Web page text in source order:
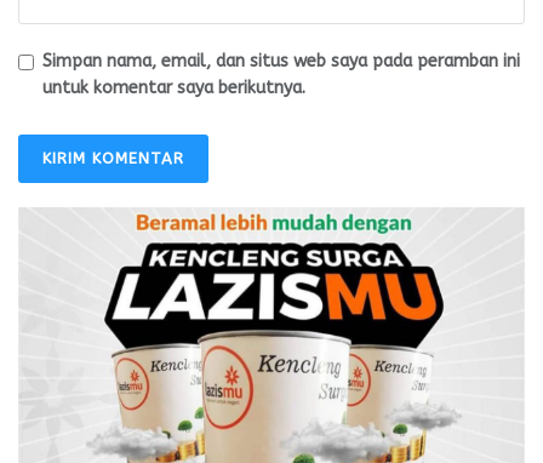
Simpan nama, email, dan situs web saya pada peramban ini
untuk komentar saya berikutnya.